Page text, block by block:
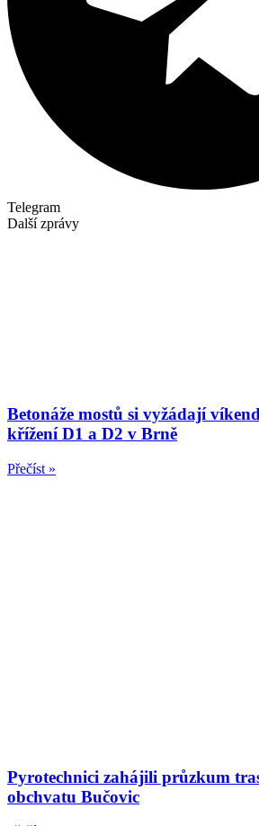
Telegram
Další zprávy
Betonáže mostů si vyžádají
křížení D1 a D2 v Brně
Přečíst »
Pyrotechnici zahájili průzkum
obchvatu Bučovic